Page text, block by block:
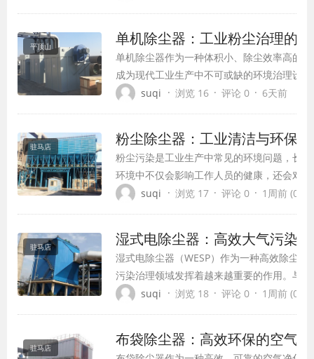
方面的知识，帮助读者深入了解这一工业除
平顶山 单机除尘器：工业粉尘治理的
单机除尘器作为一种体积小、除尘效率高的
成为现代工业生产中不可或缺的环境治理设
立的产尘点设计，具有灵活方便、就地集尘
suqi · 浏览 16 · 评论 0 · 6天前
驻马店 粉尘除尘器：工业清洁与环保
粉尘污染是工业生产中常见的环境问题，长
环境中不仅会影响工作人员的健康，还会对
害，甚至引发爆炸等安全事故。粉尘除尘器
技术特点以及应用领域。
suqi · 浏览 17 · 评论 0 · 1周前 (07-
驻马店 湿式电除尘器：高效大气污染
湿式电除尘器（WESP）作为一种高效除尘设
污染治理领域发挥着越来越重要的作用。与
相比，湿式电除尘器在处理含湿气体、微细
suqi · 浏览 18 · 评论 0 · 1周前 (07-
驻马店 布袋除尘器：高效环保的空气